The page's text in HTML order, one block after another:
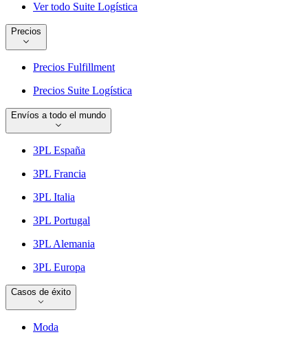
Ver todo Suite Logística
Precios
Precios Fulfillment
Precios Suite Logística
Envíos a todo el mundo
3PL España
3PL Francia
3PL Italia
3PL Portugal
3PL Alemania
3PL Europa
Casos de éxito
Moda